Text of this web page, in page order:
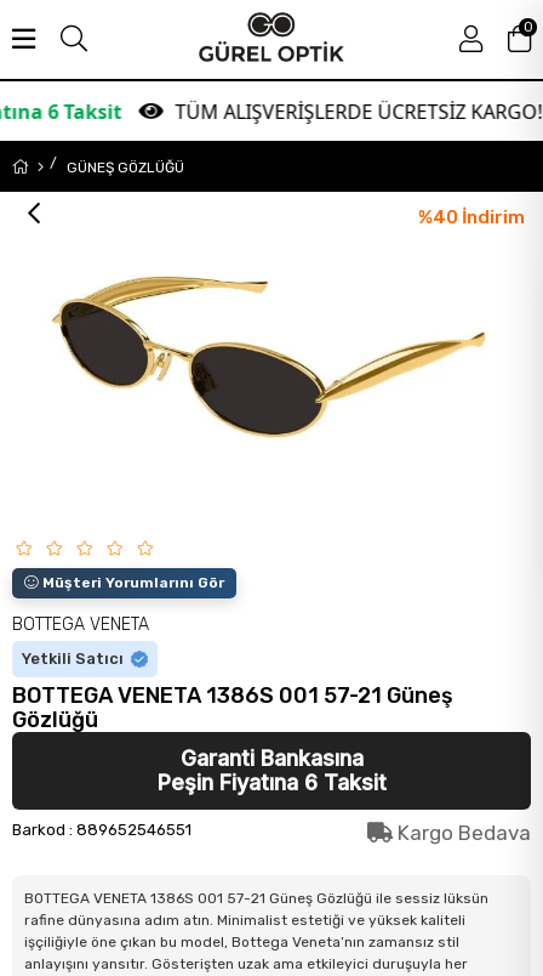
TÜM ALIŞVERİŞLERDE ÜCRETSİZ KARGO!
0
GÜNEŞ GÖZLÜĞÜ
%40 İndirim
Müşteri Yorumlarını Gör
BOTTEGA VENETA
Yetkili Satıcı
BOTTEGA VENETA 1386S 001 57-21 Güneş
Gözlüğü
Garanti Bankasına
Peşin Fiyatına 6 Taksit
Barkod : 889652546551 Kargo Bedava
BOTTEGA VENETA 1386S 001 57-21 Güneş Gözlüğü ile sessiz lüksün
rafine dünyasına adım atın. Minimalist estetiği ve yüksek kaliteli
işçiliğiyle öne çıkan bu model, Bottega Veneta’nın zamansız stil
anlayışını yansıtır. Gösterişten uzak ama etkileyici duruşuyla her